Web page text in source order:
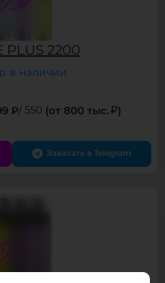
PLUS 2200
в наличии
₽/ 550 (от 800 тыс. )
Заказать в Telegram